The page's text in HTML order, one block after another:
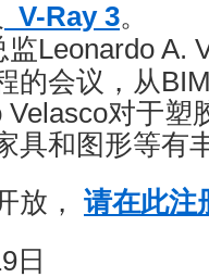
V-Ray 3。
监Leonardo A.
的会议，从
对于塑
具和图形等有
放， 请在此注
日